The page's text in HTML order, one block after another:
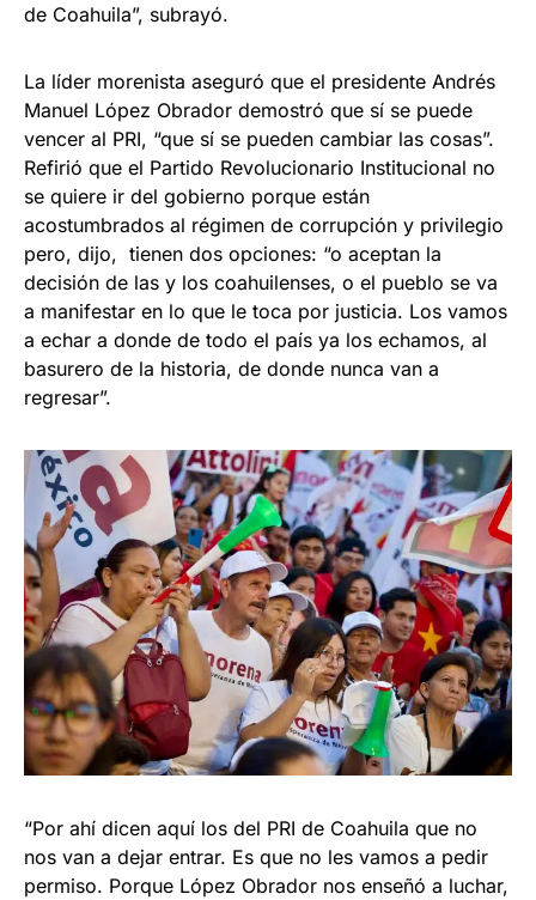
de Coahuila”, subrayó.
La líder morenista aseguró que el presidente Andrés
Manuel López Obrador demostró que sí se puede
vencer al PRI, “que sí se pueden cambiar las cosas”.
Refirió que el Partido Revolucionario Institucional no
se quiere ir del gobierno porque están
acostumbrados al régimen de corrupción y privilegio
pero, dijo, tienen dos opciones: “o aceptan la
decisión de las y los coahuilenses, o el pueblo se va
a manifestar en lo que le toca por justicia. Los vamos
a echar a donde de todo el país ya los echamos, al
basurero de la historia, de donde nunca van a
regresar”.
“Por ahí dicen aquí los del PRI de Coahuila que no
nos van a dejar entrar. Es que no les vamos a pedir
permiso. Porque López Obrador nos enseñó a luchar,